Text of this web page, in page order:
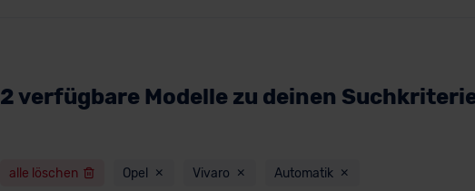
2 verfügbare Modelle zu deinen
alle löschen Opel Vivaro Automatik